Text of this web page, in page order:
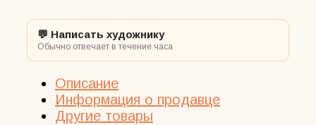
💬 Написать художнику
Обычно отвечает в течение часа
Описание
Информация о продавце
Другие товары